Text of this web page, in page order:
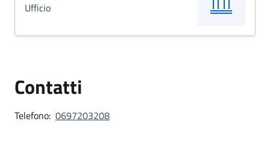
Ufficio
Contatti
Telefono: 0697203208